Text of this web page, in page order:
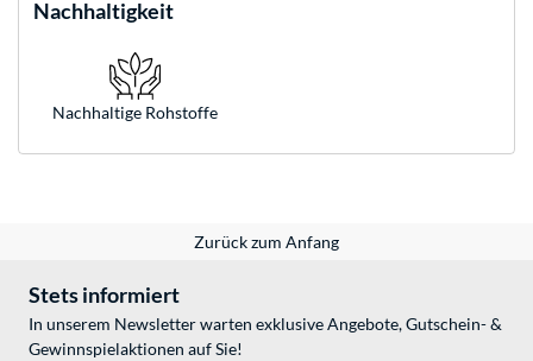
Nachhaltigkeit
Nachhaltige Rohstoffe
Zurück zum Anfang
Stets informiert
In unserem Newsletter warten exklusive Angebote, Gutschein- &
Gewinnspielaktionen auf Sie!